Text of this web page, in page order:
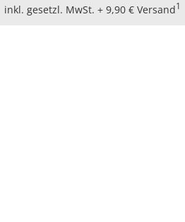
inkl. gesetzl. MwSt. + 9,90 € Versand1